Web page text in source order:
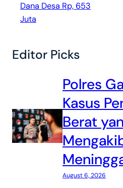
Dana Desa Rp, 653
Juta‎
Editor Picks
Polres
Kasus
Berat
August 6, 2026